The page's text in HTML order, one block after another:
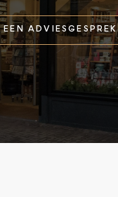
EEN ADVIESGESPREK